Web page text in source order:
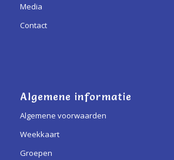
Media
Contact
Algemene informatie
Algemene voorwaarden
Weekkaart
Groepen